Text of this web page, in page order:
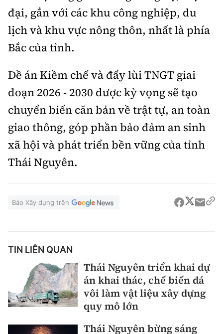
đại, gắn với các khu công nghiệp, du
lịch và khu vực nông thôn, nhất là phía
Bắc của tỉnh.
Đề án Kiềm chế và đẩy lùi TNGT giai
đoạn 2026 - 2030 được kỳ vọng sẽ tạo
chuyển biến căn bản về trật tự, an toàn
giao thông, góp phần bảo đảm an sinh
xã hội và phát triển bền vững của tỉnh
Thái Nguyên.
Báo Xây dựng trên
TIN LIÊN QUAN
Thái Nguyên triển khai dự
án khai thác, chế biến đá
vôi làm vật liệu xây dựng
quy mô lớn
Thái Nguyên bừng sáng